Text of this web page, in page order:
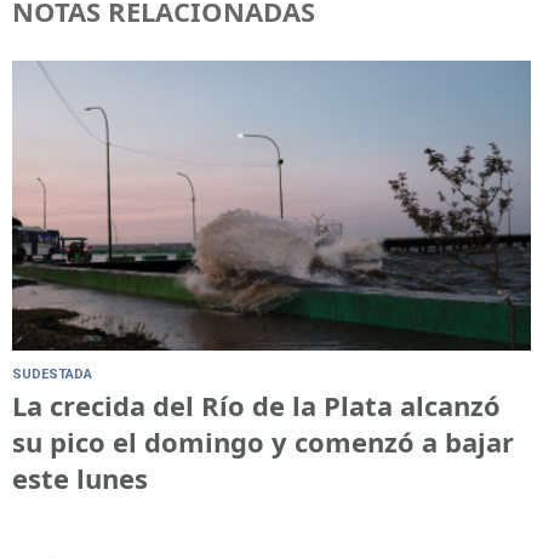
NOTAS RELACIONADAS
SUDESTADA
La crecida del Río de la Plata alcanzó
su pico el domingo y comenzó a bajar
este lunes